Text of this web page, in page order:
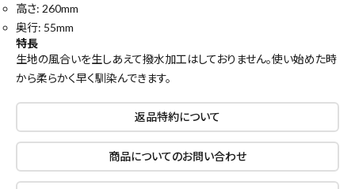
close
高さ: 260mm
奥行: 55mm
特長
生地の風合いを生しあえて撥水加工はしておりません。使い始めた時
から柔らかく早く馴染んできます。
返品特約について
商品についてのお問い合わせ